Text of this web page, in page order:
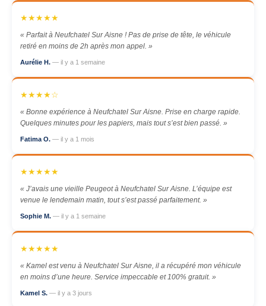
★★★★★
« Parfait à Neufchatel Sur Aisne ! Pas de prise de tête, le véhicule
retiré en moins de 2h après mon appel. »
Aurélie H. — il y a 1 semaine
★★★★☆
« Bonne expérience à Neufchatel Sur Aisne. Prise en charge rapide.
Quelques minutes pour les papiers, mais tout s’est bien passé. »
Fatima O. — il y a 1 mois
★★★★★
« J’avais une vieille Peugeot à Neufchatel Sur Aisne. L’équipe est
venue le lendemain matin, tout s’est passé parfaitement. »
Sophie M. — il y a 1 semaine
★★★★★
« Kamel est venu à Neufchatel Sur Aisne, il a récupéré mon véhicule
en moins d’une heure. Service impeccable et 100% gratuit. »
Kamel S. — il y a 3 jours